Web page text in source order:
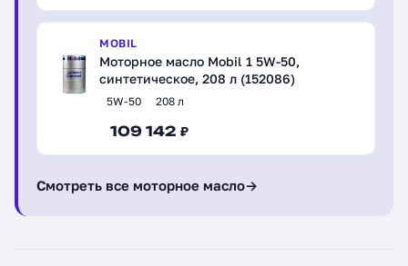
MOBIL
Моторное масло Mobil 1 5W-50,
синтетическое, 208 л (152086)
5W-50 208 л
109 142 ₽
Смотреть все моторное масло→